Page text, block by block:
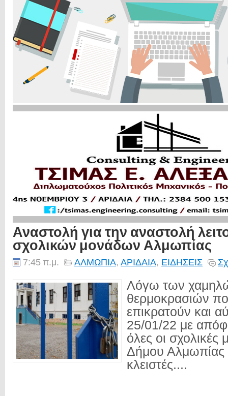
Αναστολή για την αναστολή
σχολικών μονάδων Αλμωπίας
7:45 π.μ. ΑΛΜΩΠΙΑ, ΑΡΙΔΑΙΑ, ΕΙΔΗΣΕΙΣ
Λόγω των
θερμοκρασιών
επικρατούν και
25/01/22 με
όλες οι σχολικές
Δήμου Αλμωπίας
κλειστές....